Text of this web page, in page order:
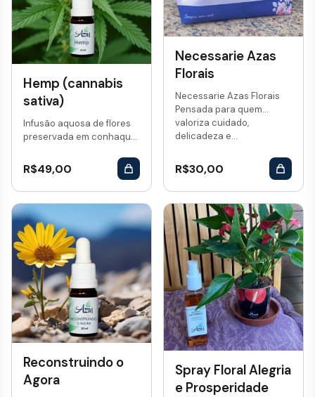
Hemp (cannabis
sativa)
Infusão aquosa de flores
preservada em conhaque.
R$49,00
Necessarie Azas
Florais
Necessarie Azas Florais
Pensada para quem
valoriza cuidado,
delicadeza e...
R$30,00
Reconstruindo o
Agora
Spray Floral Alegria
e Prosperidade